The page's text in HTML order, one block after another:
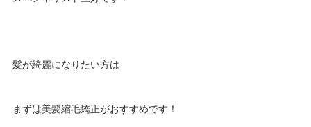
髪が綺麗になりたい方は
まずは美髪縮毛矯正がおすすめです！